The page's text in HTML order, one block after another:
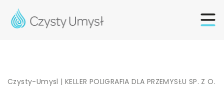
Czysty-Umysl |KELLER POLIGRAFIA DLA PRZEMYSŁU SP. Z O.